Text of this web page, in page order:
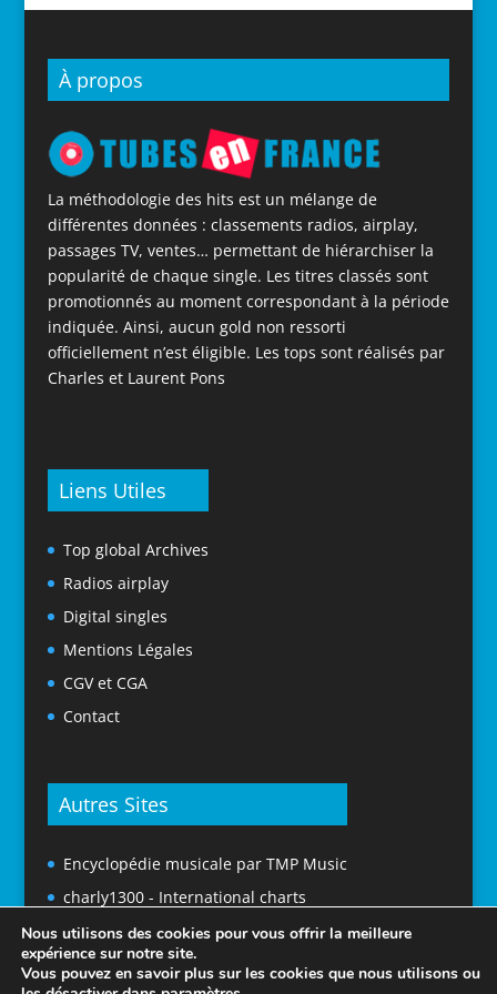
À propos
La méthodologie des hits est un mélange de
différentes données : classements radios, airplay,
passages TV, ventes… permettant de hiérarchiser la
popularité de chaque single. Les titres classés sont
promotionnés au moment correspondant à la période
indiquée. Ainsi, aucun gold non ressorti
officiellement n’est éligible. Les tops sont réalisés par
Charles et Laurent Pons
Liens Utiles
Top global Archives
Radios airplay
Digital singles
Mentions Légales
CGV et CGA
Contact
Autres Sites
Encyclopédie musicale par TMP Music
charly1300 - International charts
Nous utilisons des cookies pour vous offrir la meilleure
expérience sur notre site.
Vous pouvez en savoir plus sur les cookies que nous utilisons ou